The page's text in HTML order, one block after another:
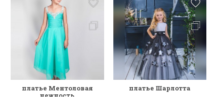
платье Ментоловая
нежность
платье Шарлотта